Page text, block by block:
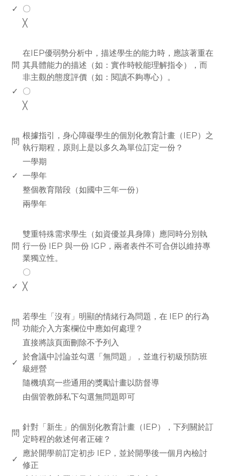
✓
〇
╳
問
在IEP優弱勢分析中，描述學生的能力時，應該著重在
其具體能力的描述（如：實作時較能理解指令），而
非主觀的態度評價（如：閱讀不夠專心）。
✓
〇
╳
問
根據指引，身心障礙學生的個別化教育計畫（IEP）之
執行期程，原則上是以多久為單位訂定一份？
一學期
✓ 一學年
整個教育階段（如國中三年一份）
兩學年
問
雙重特殊需求學生（如資優並具身障）應同時分別執
行一份 IEP 與一份 IGP，兩者表件不可合併以維持專
業獨立性。
〇
✓ ╳
問
若學生「沒有」明顯的情緒行為問題，在 IEP 的行為
功能介入方案欄位中應如何處理？
直接將該頁面刪除不予列入
✓
於會議中討論並勾選「無問題」，並進行初級預防班
級經營
隨機填寫一些通用的獎勵計畫以防督導
由個管教師私下勾選無問題即可
問
針對「新生」的個別化教育計畫（IEP），下列關於訂
定時程的敘述何者正確？
✓
應於開學前訂定初步 IEP，並於開學後一個月內檢討
修正